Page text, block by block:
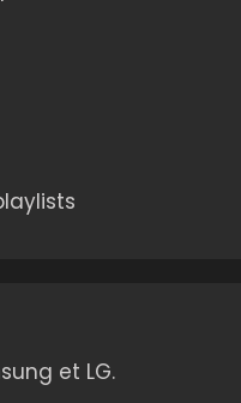
et LG.